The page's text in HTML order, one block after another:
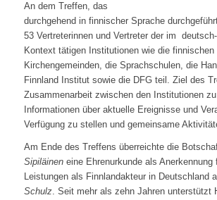
An dem Treffen, das
durchgehend in finnischer Sprache
53 Vertreterinnen und Vertreter der im
Kontext tätigen Institutionen wie die finnischen
Kirchengemeinden, die Sprachschulen, die
Finnland Institut sowie die DFG teil. Ziel des
Zusammenarbeit zwischen den Institutionen
Informationen über aktuelle Ereignisse und
Verfügung zu stellen und gemeinsame
Am Ende des Treffens überreichte die
Sipiläineneine Ehrenurkunde als Anerkennung
Leistungen als Finnlandakteur in Deutschland
Schulz. Seit mehr als zehn Jahren unterstützt